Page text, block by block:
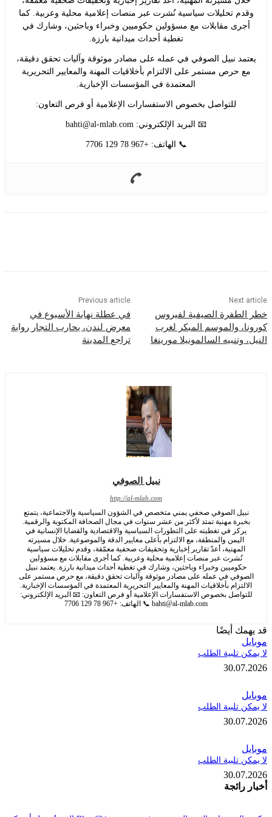
تحليلات سياسية نُشرت عبر منصات إعلامية محلية وعربية. كما
مقابلات مع مسؤولين حكوميين وخبراء وباحثين، وشارك في
تغطية أحداث ميدانية بارزة.
نبيل الصوفي في عمله على مصادر موثوقة وآليات تحقق دقيقة،
مستمر على الالتزام بأخلاقيات المهنة والمعايير التحريرية
المعتمدة في المؤسسات الإخبارية.
للتواصل بخصوص الاستفسارات الإعلامية أو فرص التعاون:
📧 البريد الإلكتروني:bahti@al-mlab.com
📞 الهاتف: +967 78 129 7706
Previous article
في عطلة نهاية الأسبوع في
معرض لندن، يحارب التجار رواية
تراجع المدينة
الصيفية لفيروس
والموسم المبكر لغرب
السالمونيلا مورينغا
نبيل الصوفي
http://al-mlab.com
الصوفي صحفي يمني متخصص في الشؤون السياسية والاجتماعية، يتمتع
مهنية تمتد لأكثر من عشر سنوات في مجال الصحافة المكتوبة والرقمية.
في تغطيته على التطورات السياسية والاقتصادية والقضايا الإنسانية في
والمنطقة، مع الالتزام بأعلى معايير الدقة والموضوعية. خلال مسيرته
أعدّ تقارير إخبارية وتحقيقات صحفية معمّقة، وقدم تحليلات سياسية
عبر منصات إعلامية محلية وعربية. كما أجرى مقابلات مع مسؤولين
وخبراء وباحثين، وشارك في تغطية أحداث ميدانية بارزة. يعتمد نبيل
في عمله على مصادر موثوقة وآليات تحقق دقيقة، مع حرص مستمر على
بأخلاقيات المهنة والمعايير التحريرية المعتمدة في المؤسسات الإخبارية.
بخصوص الاستفسارات الإعلامية أو فرص التعاون: 📧 البريد الإلكتروني:
bahti@al-mlab.com📞 الهاتف: +967 78 129 7706
أيضًا
الطلب
الطلب
الطلب